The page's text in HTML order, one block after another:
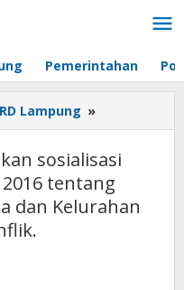
Pemerintahan
Lampung »
Silalahi
sosialisasi
Perda
Nomor
sosialisasi
tentang
dan Kelurahan